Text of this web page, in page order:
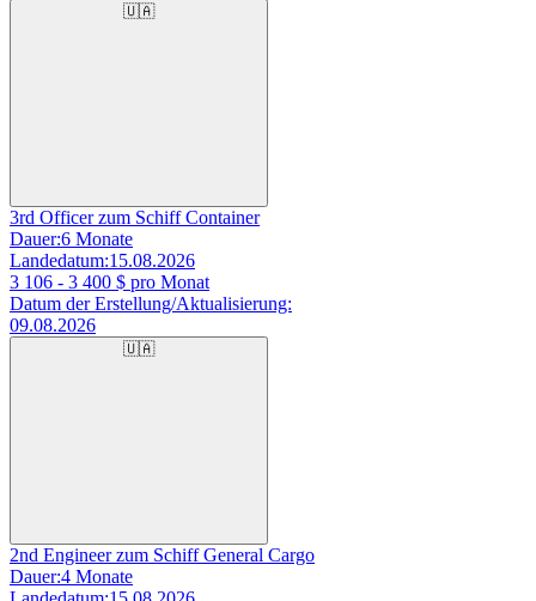
🇺🇦
3rd Officer zum Schiff Container
Dauer:6 Monate
Landedatum:15.08.2026
3 106 - 3 400 $ pro Monat
Datum der Erstellung/Aktualisierung:
09.08.2026
🇺🇦
2nd Engineer zum Schiff General Cargo
Dauer:4 Monate